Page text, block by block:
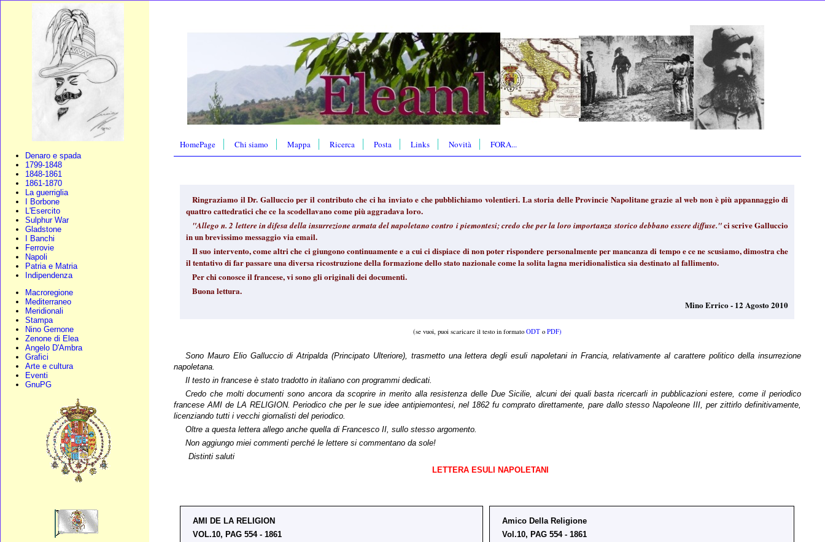
Denaro e spada
1799-1848
1848-1861
1861-1870
La guerriglia
I Borbone
L'Esercito
Sulphur War
Gladstone
I Banchi
Ferrovie
Napoli
Patria e Matria
Indipendenza
Macroregione
Mediterraneo
Meridionali
Stampa
Nino Gernone
Zenone di Elea
Angelo D'Ambra
Grafici
Arte e cultura
Eventi
GnuPG
HomePage Chi siamo Mappa Ricerca Posta Links Novità FORA...
Ringraziamo il Dr. Galluccio per il contributo che ci ha inviato e che pubblichiamo volentieri. La storia delle Provincie Napolitane grazie al web non è più appannaggio di
quattro cattedratici che ce la scodellavano come più aggradava loro.
"Allego n. 2 lettere in difesa della insurrezione armata del napoletano contro i piemontesi; credo che per la loro importanza storico debbano essere diffuse."ci scrive Galluccio
in un brevissimo messaggio via email.
Il suo intervento, come altri che ci giungono continuamente e a cui ci dispiace di non poter rispondere personalmente per mancanza di tempo e ce ne scusiamo, dimostra che
il tentativo di far passare una diversa ricostruzione della formazione dello stato nazionale come la solita lagna meridionalistica sia destinato al fallimento.
Per chi conosce il francese, vi sono gli originali dei documenti.
Buona lettura.
Mino Errico - 12 Agosto 2010
(se vuoi, puoi scaricare il testo in formato ODT o PDF)
Sono Mauro Elio Galluccio di Atripalda (Principato Ulteriore), trasmetto una lettera degli esuli napoletani in Francia, relativamente al carattere politico della insurrezione
napoletana.
Il testo in francese è stato tradotto in italiano con programmi dedicati.
Credo che molti documenti sono ancora da scoprire in merito alla resistenza delle Due Sicilie, alcuni dei quali basta ricercarli in pubblicazioni estere, come il periodico
francese AMI de LA RELIGION. Periodico che per le sue idee antipiemontesi, nel 1862 fu comprato direttamente, pare dallo stesso Napoleone III, per zittirlo definitivamente,
licenziando tutti i vecchi giornalisti del periodico.
Oltre a questa lettera allego anche quella di Francesco II, sullo stesso argomento.
Non aggiungo miei commenti perché le lettere si commentano da sole!
Distinti saluti
LETTERA ESULI NAPOLETANI
AMI DE LA RELIGION
VOL.10, PAG 554 - 1861
Amico Della Religione
Vol.10, PAG 554 - 1861